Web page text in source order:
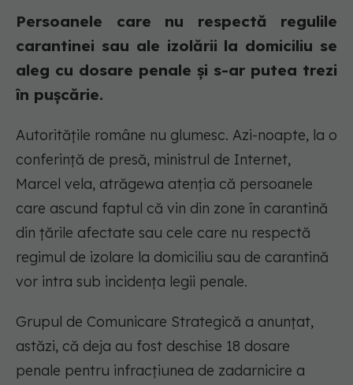
Persoanele care nu respectă regulile
carantinei sau ale izolării la domiciliu se
aleg cu dosare penale și s-ar putea trezi
în pușcărie.
Autoritățile române nu glumesc. Azi-noapte, la o
conferință de presă, ministrul de Internet,
Marcel vela, atrăgewa atenția că persoanele
care ascund faptul că vin din zone în carantină
din țările afectate sau cele care nu respectă
regimul de izolare la domiciliu sau de carantină
vor intra sub incidența legii penale.
Grupul de Comunicare Strategică a anunțat,
astăzi, că deja au fost deschise 18 dosare
penale pentru infracțiunea de zadarnicire a